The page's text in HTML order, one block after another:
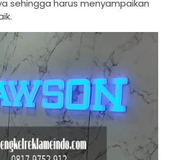
sehingga harus menyampaikan